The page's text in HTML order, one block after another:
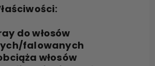
do włosów
falowanych
włosów